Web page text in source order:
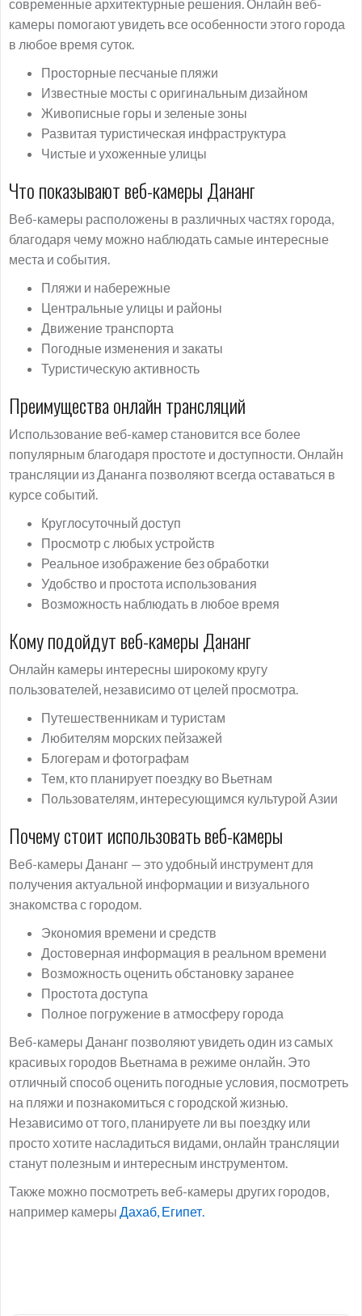
современные архитектурные решения. Онлайн веб-
камеры помогают увидеть все особенности этого города
в любое время суток.
Просторные песчаные пляжи
Известные мосты с оригинальным дизайном
Живописные горы и зеленые зоны
Развитая туристическая инфраструктура
Чистые и ухоженные улицы
Что показывают веб-камеры Дананг
Веб-камеры расположены в различных частях города,
благодаря чему можно наблюдать самые интересные
места и события.
Пляжи и набережные
Центральные улицы и районы
Движение транспорта
Погодные изменения и закаты
Туристическую активность
Преимущества онлайн трансляций
Использование веб-камер становится все более
популярным благодаря простоте и доступности. Онлайн
трансляции из Дананга позволяют всегда оставаться в
курсе событий.
Круглосуточный доступ
Просмотр с любых устройств
Реальное изображение без обработки
Удобство и простота использования
Возможность наблюдать в любое время
Кому подойдут веб-камеры Дананг
Онлайн камеры интересны широкому кругу
пользователей, независимо от целей просмотра.
Путешественникам и туристам
Любителям морских пейзажей
Блогерам и фотографам
Тем, кто планирует поездку во Вьетнам
Пользователям, интересующимся культурой Азии
Почему стоит использовать веб-камеры
Веб-камеры Дананг — это удобный инструмент для
получения актуальной информации и визуального
знакомства с городом.
Экономия времени и средств
Достоверная информация в реальном времени
Возможность оценить обстановку заранее
Простота доступа
Полное погружение в атмосферу города
Веб-камеры Дананг позволяют увидеть один из самых
красивых городов Вьетнама в режиме онлайн. Это
отличный способ оценить погодные условия, посмотреть
на пляжи и познакомиться с городской жизнью.
Независимо от того, планируете ли вы поездку или
просто хотите насладиться видами, онлайн трансляции
станут полезным и интересным инструментом.
Также можно посмотреть веб-камеры других городов,
например камеры Дахаб, Египет.